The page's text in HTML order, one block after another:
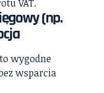
VAT.
(np.
wygodne
wsparcia